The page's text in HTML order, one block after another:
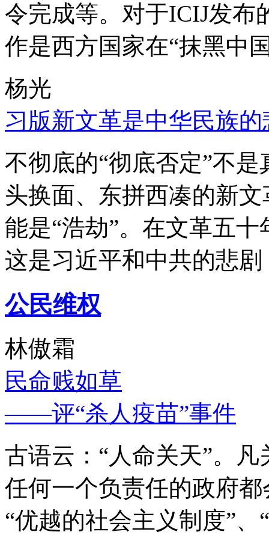
令完成等。对于ICIJ发布
作是西方国家在“抹黑中
杨光
习版新文革是中华民族的
不彻底的“彻底否定”不
头换面、东拼西凑的新
能是“浩劫”。在文革五
这是习近平和中共的悲
公民维权
林傲霜
民命贱如草
——评“杀人疫苗”事件
古语云：“人命关天”。
任何一个负责任的政府
“优越的社会主义制度”